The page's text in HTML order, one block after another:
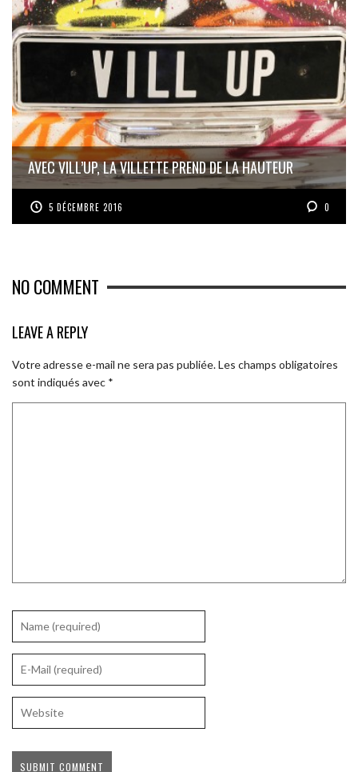
AVEC VILL’UP, LA VILLETTE PREND DE LA HAUTEUR
5 DÉCEMBRE 2016 0
NO COMMENT
LEAVE A REPLY
Votre adresse e-mail ne sera pas publiée.Les champs obligatoires
sont indiqués avec *